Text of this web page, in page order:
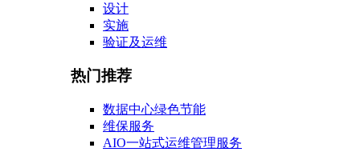
设计
实施
验证及运维
热门推荐
数据中心绿色节能
维保服务
AIO一站式运维管理服务